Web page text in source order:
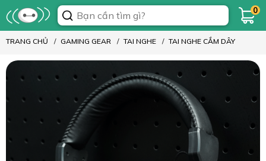
0
TRANG CHỦ GAMING GEAR TAI NGHE TAI NGHE CẮM DÂY